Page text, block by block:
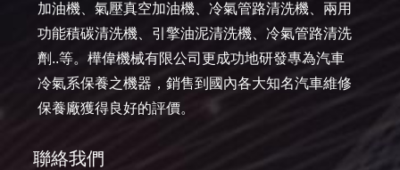
加油機、氣壓真空加油機、冷氣管路清洗機、兩用
功能積碳清洗機、引擎油泥清洗機、冷氣管路清洗
劑..等。樺偉機械有限公司更成功地研發專為汽車
冷氣系保養之機器，銷售到國內各大知名汽車維修
保養廠獲得良好的評價。
聯絡我們